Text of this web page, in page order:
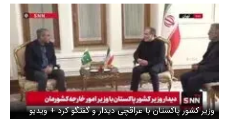
وزیر کشور پاکستان با عراقچی دیدار و گفتگو کرد + ویدیو